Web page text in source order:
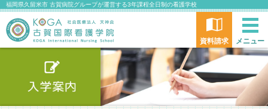
福岡県久留米市 古賀病院グループが運営する3年課程全日制の看護学校
資料請求 メニュー